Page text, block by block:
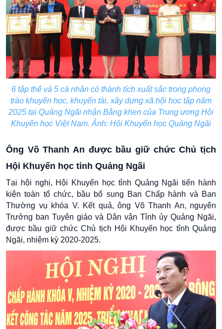
6 tập thể và 5 cá nhân có thành tích xuất sắc trong phong
trào khuyến học, khuyến tài, xây dựng xã hội học tập năm
2025 tại Quảng Ngãi nhận Bằng khen của Trung ương Hội
Khuyến học Việt Nam. Ảnh: Hội Khuyến học Quảng Ngãi
Ông Võ Thanh An được bầu giữ chức Chủ tịch
Hội Khuyến học tỉnh Quảng Ngãi
Tại hội nghị, Hội Khuyến học tỉnh Quảng Ngãi tiến hành
kiện toàn tổ chức, bầu bổ sung Ban Chấp hành và Ban
Thường vụ khóa V. Kết quả, ông Võ Thanh An, nguyên
Trưởng ban Tuyên giáo và Dân vận Tỉnh ủy Quảng Ngãi,
được bầu giữ chức Chủ tịch Hội Khuyến học tỉnh Quảng
Ngãi, nhiệm kỳ 2020-2025.